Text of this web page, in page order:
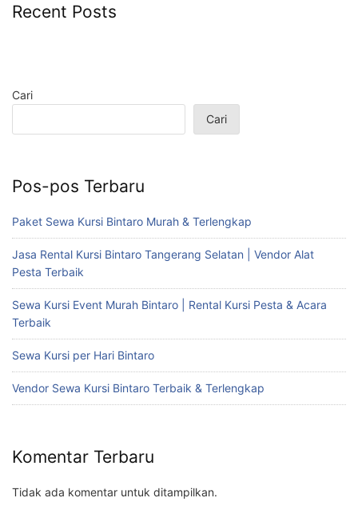
Recent Posts
Cari
Cari
Pos-pos Terbaru
Paket Sewa Kursi Bintaro Murah & Terlengkap
Jasa Rental Kursi Bintaro Tangerang Selatan | Vendor Alat
Pesta Terbaik
Sewa Kursi Event Murah Bintaro | Rental Kursi Pesta & Acara
Terbaik
Sewa Kursi per Hari Bintaro
Vendor Sewa Kursi Bintaro Terbaik & Terlengkap
Komentar Terbaru
Tidak ada komentar untuk ditampilkan.